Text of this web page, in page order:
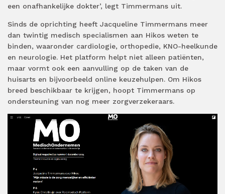
een onafhankelijke dokter’, legt Timmermans uit.
Sinds de oprichting heeft Jacqueline Timmermans meer
dan twintig medisch specialismen aan Hikos weten te
binden, waaronder cardiologie, orthopedie, KNO-heelkunde
en neurologie. Het platform helpt niet alleen patiënten,
maar vormt ook een aanvulling op de taken van de
huisarts en bijvoorbeeld online keuzehulpen. Om Hikos
breed beschikbaar te krijgen, hoopt Timmermans op
ondersteuning van nog meer zorgverzekeraars.